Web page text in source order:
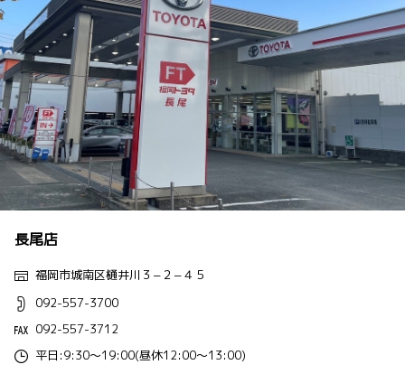
長尾店
福岡市城南区樋井川３−２−４５
092-557-3700
092-557-3712
平日:9:30～19:00(昼休12:00～13:00)